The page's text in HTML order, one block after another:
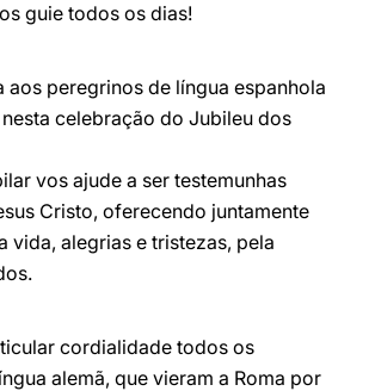
guie todos os dias!
aos peregrinos de língua espanhola
celebração do Jubileu dos
vos ajude a ser testemunhas
Cristo, oferecendo juntamente
vida, alegrias e tristezas, pela
cordialidade todos os
alemã, que vieram a Roma por